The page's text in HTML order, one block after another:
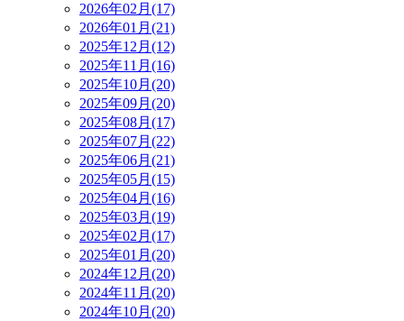
2026年02月(17)
2026年01月(21)
2025年12月(12)
2025年11月(16)
2025年10月(20)
2025年09月(20)
2025年08月(17)
2025年07月(22)
2025年06月(21)
2025年05月(15)
2025年04月(16)
2025年03月(19)
2025年02月(17)
2025年01月(20)
2024年12月(20)
2024年11月(20)
2024年10月(20)